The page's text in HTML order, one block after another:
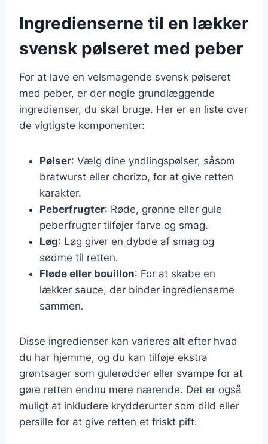
Ingredienserne til en lækker
svensk pølseret med peber
For at lave en velsmagende svensk pølseret
med peber, er der nogle grundlæggende
ingredienser, du skal bruge. Her er en liste over
de vigtigste komponenter:
Pølser: Vælg dine yndlingspølser, såsom
bratwurst eller chorizo, for at give retten
karakter.
Peberfrugter: Røde, grønne eller gule
peberfrugter tilføjer farve og smag.
Løg: Løg giver en dybde af smag og
sødme til retten.
Fløde eller bouillon: For at skabe en
lækker sauce, der binder ingredienserne
sammen.
Disse ingredienser kan varieres alt efter hvad
du har hjemme, og du kan tilføje ekstra
grøntsager som gulerødder eller svampe for at
gøre retten endnu mere nærende. Det er også
muligt at inkludere krydderurter som dild eller
persille for at give retten et friskt pift.